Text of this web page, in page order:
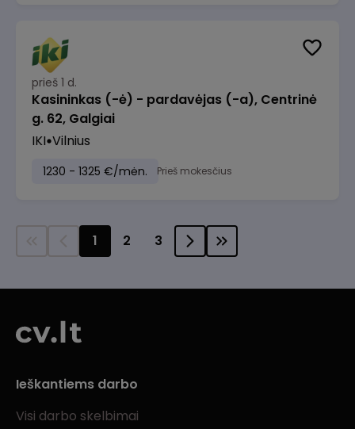
prieš 1 d.
Kasininkas (-ė) - pardavėjas (-a), Centrinė
g. 62, Galgiai
IKI Vilnius
1230 - 1325 €/mėn. Prieš mokesčius
1 2 3
Ieškantiems darbo
Visi darbo skelbimai